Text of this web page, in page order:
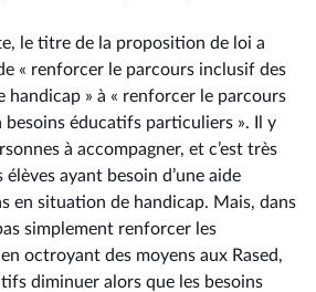
le titre de la proposition de loi a
« renforcer le parcours inclusif des
handicap » à « renforcer le parcours
besoins éducatifs particuliers ». Il y
à accompagner, et c’est très
ayant besoin d’une aide
en situation de handicap. Mais, dans
simplement renforcer les
octroyant des moyens aux Rased,
diminuer alors que les besoins